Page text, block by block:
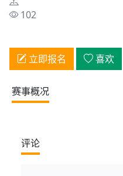
102
立即报名 喜欢
赛事概况
评论